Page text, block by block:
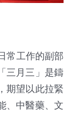
常工作的副部
三月三」是鑄
期望以此拉緊
、中醫藥、文